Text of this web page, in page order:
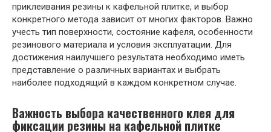
приклеивания резины к кафельной плитке, и выбор
конкретного метода зависит от многих факторов. Важно
учесть тип поверхности, состояние кафеля, особенности
резинового материала и условия эксплуатации. Для
достижения наилучшего результата необходимо иметь
представление о различных вариантах и выбрать
наиболее подходящий в каждом конкретном случае.
Важность выбора качественного клея для
фиксации резины на кафельной плитке